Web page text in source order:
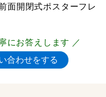
面開閉式ポスターフレ
にお答えします ／